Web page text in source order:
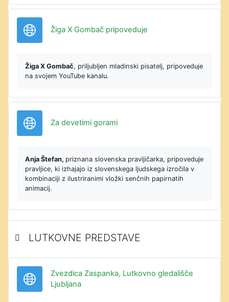
Žiga X Gombač pripoveduje
Žiga X Gombač, priljubljen mladinski pisatelj, pripoveduje
na svojem YouTube kanalu.
Za devetimi goramiURL
Anja Štefan, priznana slovenska pravljičarka, pripoveduje
pravljice, ki izhajajo iz slovenskega ljudskega izročila v
kombinaciji z ilustriranimi vložki senčnih papirnatih
animacij.
LUTKOVNE PREDSTAVE
Zvezdica Zaspanka, Lutkovno gledališče
LjubljanaURL